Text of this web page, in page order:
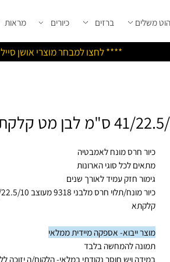
לחצו למבחר מוצרי אושן סייל 2026 ****
ברזים כיורים מראות
כיור חרס מונח לאמבטיה
מתאים לכל סוגי הארונות
גימור חזק עמיד לאורך שנים
קלקתא
מוצר ייבוא- אספקה מיידית ממלאי
תמונה להמחשה בלבד